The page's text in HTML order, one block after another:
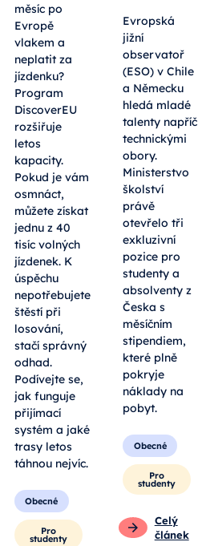
měsíc po
Evropě
vlakem a
neplatit za
jízdenku?
Program
DiscoverEU
rozšiřuje
letos
kapacity.
Pokud je vám
osmnáct,
můžete získat
jednu z 40
tisíc volných
jízdenek. K
úspěchu
nepotřebujete
štěstí při
losování,
stačí správný
odhad.
Podívejte se,
jak funguje
přijímací
systém a jaké
trasy letos
táhnou nejvíc.
Obecné
Pro
studenty
Evropská
jižní
observatoř
(ESO) v Chile
a Německu
hledá mladé
talenty napříč
technickými
obory.
Ministerstvo
školství
právě
otevřelo tři
exkluzivní
pozice pro
studenty a
absolventy z
Česka s
měsíčním
stipendiem,
které plně
pokryje
náklady na
pobyt.
Obecné
Pro
studenty
Celý
článek